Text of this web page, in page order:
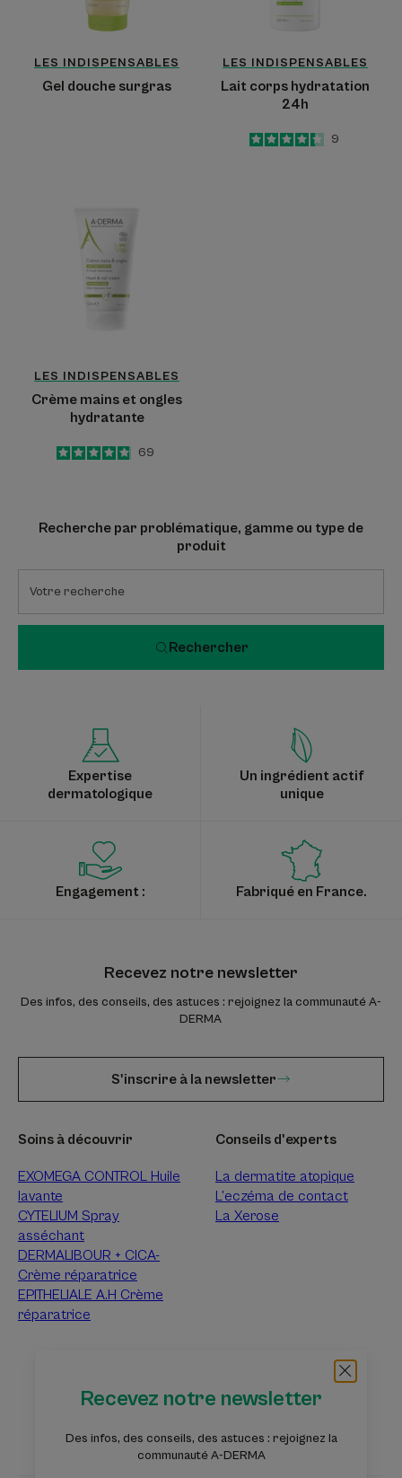
LES INDISPENSABLES
Gel douche surgras
LES INDISPENSABLES
Lait corps hydratation
24h
4.3
/5
9
et
ongles
hydratante
LES INDISPENSABLES
Crème mains et ongles
hydratante
4.9
/5
69
Recherche par problématique, gamme ou type de
produit
Rechercher
Recevez notre newsletter
Des infos, des conseils, des astuces : rejoignez la
communauté A-DERMA
Expertise
dermatologique
Un ingrédient actif
unique
Engagement : Fabriqué en France.
Recevez notre newsletter
Des infos, des conseils, des astuces : rejoignez la communauté A-
DERMA
S'inscrire à la newsletter
Soins à découvrir
EXOMEGA CONTROL Huile
lavante
CYTELIUM Spray
asséchant
DERMALIBOUR + CICA-
Crème réparatrice
EPITHELIALE A.H Crème
réparatrice
Conseils d'experts
La dermatite atopique
L’eczéma de contact
La Xerose
Questions fréquentesContact